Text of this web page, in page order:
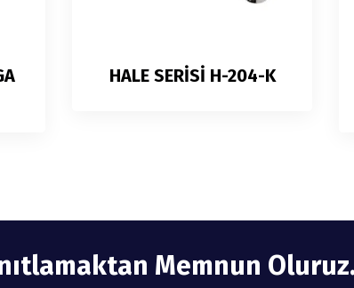
HALE SERİSİ H-204-K
Memnun Oluruz.